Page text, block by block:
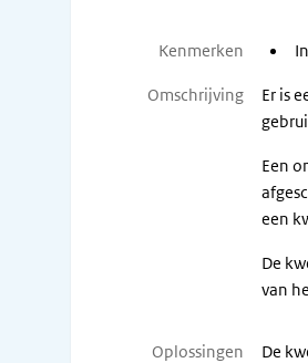
Kenmerken
Omschrijving
Er is
Een
een
De
van
Oplossingen De